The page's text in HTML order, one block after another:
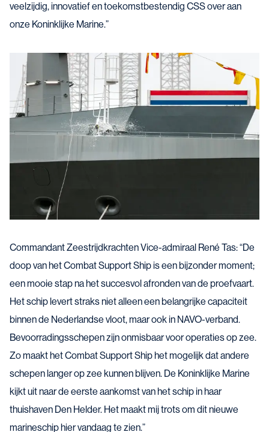
veelzijdig, innovatief en toekomstbestendig CSS over aan
onze Koninklijke Marine.”
Commandant Zeestrijdkrachten Vice-admiraal René Tas: “De
doop van het Combat Support Ship is een bijzonder moment;
een mooie stap na het succesvol afronden van de proefvaart.
Het schip levert straks niet alleen een belangrijke capaciteit
binnen de Nederlandse vloot, maar ook in NAVO-verband.
Bevoorradingsschepen zijn onmisbaar voor operaties op zee.
Zo maakt het Combat Support Ship het mogelijk dat andere
schepen langer op zee kunnen blijven. De Koninklijke Marine
kijkt uit naar de eerste aankomst van het schip in haar
thuishaven Den Helder. Het maakt mij trots om dit nieuwe
marineschip hier vandaag te zien.”